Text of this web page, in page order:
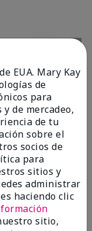
EUA. Mary Kay
de
para
de mercadeo,
de tu
sobre el
socios de
para
sitios y
administrar
haciendo clic
sitio,